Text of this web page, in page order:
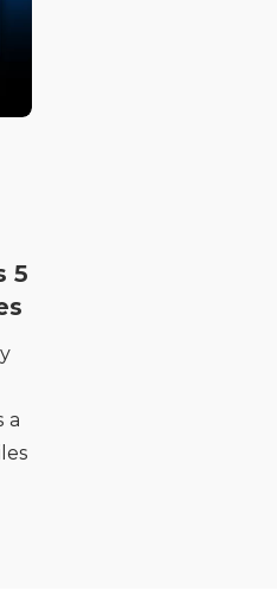
5
a